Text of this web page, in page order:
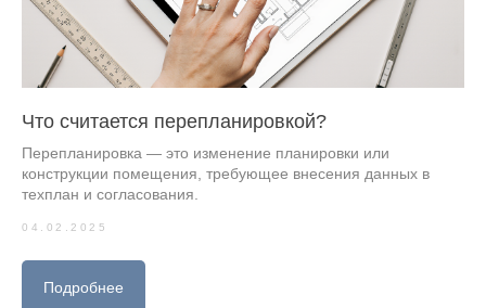
Что считается перепланировкой?
Перепланировка — это изменение планировки или
конструкции помещения, требующее внесения данных в
техплан и согласования.
04.02.2025
Подробнее